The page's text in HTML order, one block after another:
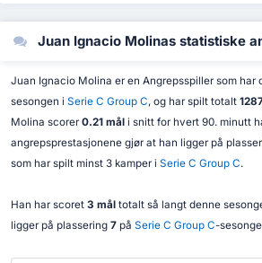
Juan Ignacio Molinas statistiske
Juan Ignacio Molina er en Angrepsspiller som har
sesongen i Serie C Group C, og har spilt totalt
Molina scorer 0.21 måli snitt for hvert 90. minutt
angrepsprestasjonene gjør at han ligger på
som har spilt minst 3 kamper i Serie C Group C.
Han har scoret 3 måltotalt så langt denne
ligger på plassering 7på Serie C Group C-